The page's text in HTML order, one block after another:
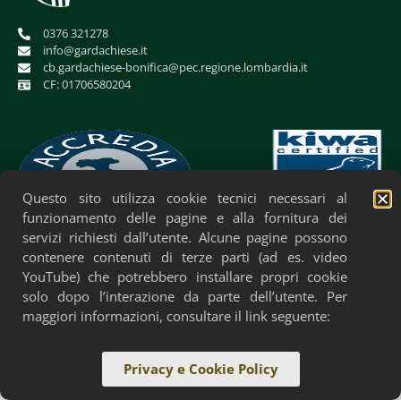
0376 321278
info@gardachiese.it
cb.gardachiese-bonifica@pec.regione.lombardia.it
CF: 01706580204
Privacy Policy Cookie Policy Accessibilità
Questo sito utilizza cookie tecnici necessari al
funzionamento delle pagine e alla fornitura dei
servizi richiesti dall’utente. Alcune pagine possono
contenere contenuti di terze parti (ad es. video
YouTube) che potrebbero installare propri cookie
solo dopo l’interazione da parte dell’utente. Per
maggiori informazioni, consultare il link seguente:
Privacy e Cookie Policy